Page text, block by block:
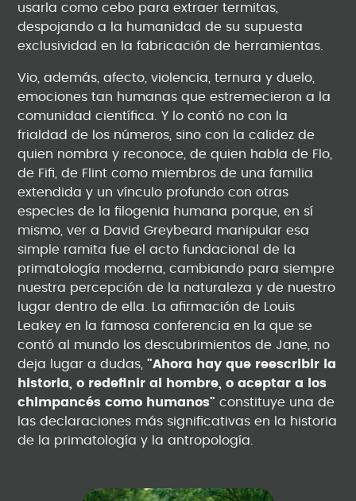
usarla como cebo para extraer termitas,
despojando a la humanidad de su supuesta
exclusividad en la fabricación de herramientas.
Vio, además, afecto, violencia, ternura y duelo,
emociones tan humanas que estremecieron a la
comunidad científica. Y lo contó no con la
frialdad de los números, sino con la calidez de
quien nombra y reconoce, de quien habla de Flo,
de Fifi, de Flint como miembros de una familia
extendida y un vínculo profundo con otras
especies de la filogenia humana porque, en sí
mismo, ver a David Greybeard manipular esa
simple ramita fue el acto fundacional de la
primatología moderna, cambiando para siempre
nuestra percepción de la naturaleza y de nuestro
lugar dentro de ella. La afirmación de Louis
Leakey en la famosa conferencia en la que se
contó al mundo los descubrimientos de Jane, no
deja lugar a dudas,"Ahora hay que reescribir la
historia, o redefinir al hombre, o aceptar a los
chimpancés como humanos" constituye una de
las declaraciones más significativas en la historia
de la primatología y la antropología.